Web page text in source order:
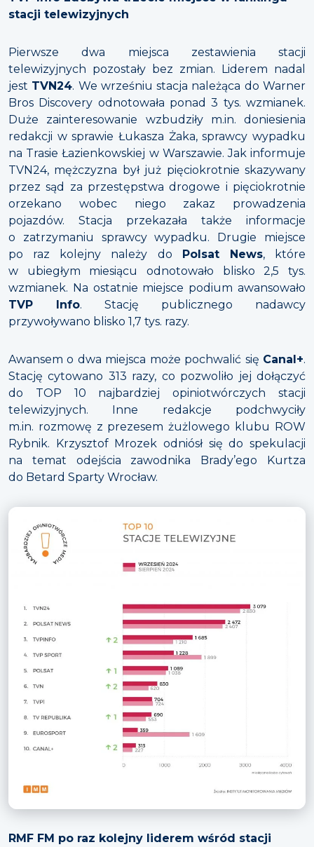
stacji telewizyjnych
Pierwsze dwa miejsca zestawienia stacji
telewizyjnych pozostały bez zmian. Liderem nadal
jest TVN24. We wrześniu stacja należąca do Warner
Bros Discovery odnotowała ponad 3 tys. wzmianek.
Duże zainteresowanie wzbudziły m.in. doniesienia
redakcji w sprawie Łukasza Żaka, sprawcy wypadku
na Trasie Łazienkowskiej w Warszawie. Jak informuje
TVN24, mężczyzna był już pięciokrotnie skazywany
przez sąd za przestępstwa drogowe i pięciokrotnie
orzekano wobec niego zakaz prowadzenia
pojazdów. Stacja przekazała także informacje
o zatrzymaniu sprawcy wypadku. Drugie miejsce
po raz kolejny należy do
Polsat News, które
w ubiegłym miesiącu odnotowało blisko 2,5 tys.
wzmianek. Na ostatnie miejsce podium awansowało
TVP Info. Stację publicznego nadawcy
przywoływano blisko 1,7 tys. razy.
Awansem o dwa miejsca może pochwalić się Canal+.
Stację cytowano 313 razy, co pozwoliło jej dołączyć
do TOP 10 najbardziej opiniotwórczych stacji
telewizyjnych. Inne redakcje podchwyciły
m.in. rozmowę z prezesem żużlowego klubu ROW
Rybnik. Krzysztof Mrozek odniósł się do spekulacji
na temat odejścia zawodnika Brady’ego Kurtza
do Betard Sparty Wrocław.
RMF FM po raz kolejny liderem wśród stacji